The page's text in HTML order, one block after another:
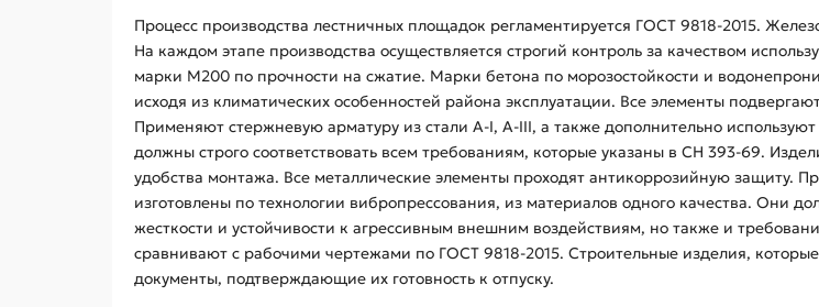
Процесс производства лестничных площадок регламентируется ГОСТ 9818-2015.
На каждом этапе производства осуществляется строгий контроль за качеством
марки М200 по прочности на сжатие. Марки бетона по морозостойкости и
исходя из климатических особенностей района эксплуатации. Все элементы
Применяют стержневую арматуру из стали A-I, A-III, а также дополнительно
должны строго соответствовать всем требованиям, которые указаны в СН 393-69.
удобства монтажа. Все металлические элементы проходят антикоррозийную
изготовлены по технологии вибропрессования, из материалов одного качества. Они
жесткости и устойчивости к агрессивным внешним воздействиям, но также и
сравнивают с рабочими чертежами по ГОСТ 9818-2015. Строительные изделия,
документы, подтверждающие их готовность к отпуску.